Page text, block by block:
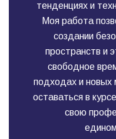
тенденциях и
Моя работа
создании
пространств и
свободное
подходах и новых
оставаться в
свою